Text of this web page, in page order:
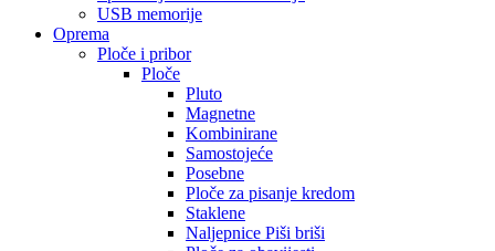
USB memorije
Oprema
Ploče i pribor
Ploče
Pluto
Magnetne
Kombinirane
Samostojeće
Posebne
Ploče za pisanje kredom
Staklene
Naljepnice Piši briši